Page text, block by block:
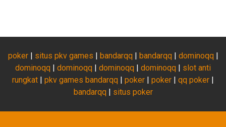
poker| situs pkv games | bandarqq| bandarqq| dominoqq|
dominoqq | dominoqq | dominoqq | dominoqq | slot anti
rungkat | pkv games bandarqq | poker | poker | qq poker |
bandarqq| situs poker